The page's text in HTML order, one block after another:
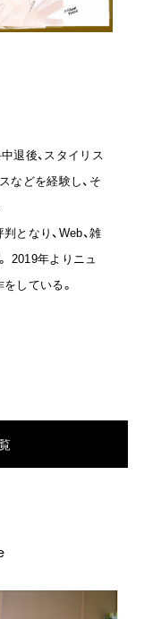
退後、スタイリス
などを経験し、そ
となり、Web、雑
2019年よりニュ
している。